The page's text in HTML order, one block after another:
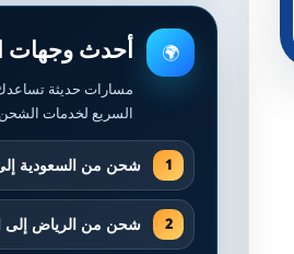
🌍 أحدث وجهات
مسارات حديثة
السريع لخدمات
شحن من السعودية
شحن من الرياض إلى